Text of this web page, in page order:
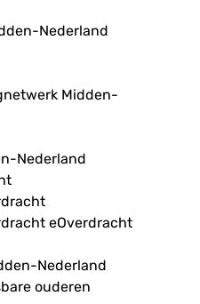
Nederland
Midden-
Nederland
eOverdracht
Nederland
ouderen